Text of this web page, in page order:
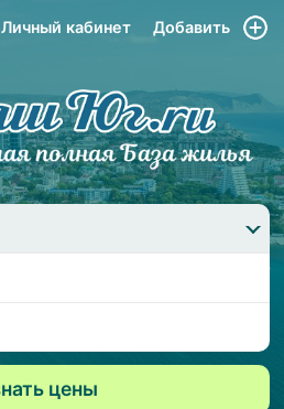
Личный кабинет Добавить